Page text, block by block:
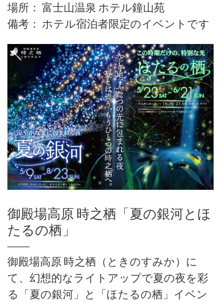
場所： 富士山温泉 ホテル鐘山苑
備考： ホテル宿泊者限定のイベントです
御殿場高原 時之栖「夏の銀河とほ
たるの栖」
御殿場高原 時之栖（ときのすみか）に
て、幻想的なライトアップで夏の夜を彩
る「夏の銀河」と「ほたるの栖」イベン